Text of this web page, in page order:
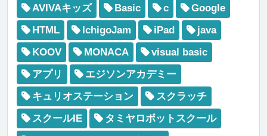
AVIVAキッズ Basic c
Google
HTML
IchigoJam iPad
java
KOOV
MONACA
visual basic
アプリ
エジソンアカデミー
キュリオステーション
スクラッチ
スクールIE
タミヤロボットスクール